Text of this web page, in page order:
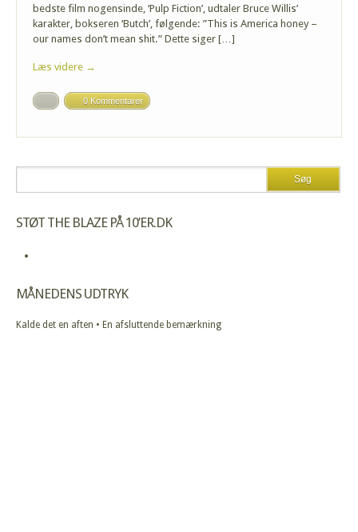
bedste film nogensinde, ‘Pulp Fiction’, udtaler Bruce Willis’
karakter, bokseren ‘Butch’, følgende: ”This is America honey –
our names don’t mean shit.” Dette siger […]
Læs videre →
0 Kommentarer
STØT THE BLAZE PÅ 10’ER.DK
MÅNEDENS UDTRYK
Kalde det en aften • En afsluttende bemærkning